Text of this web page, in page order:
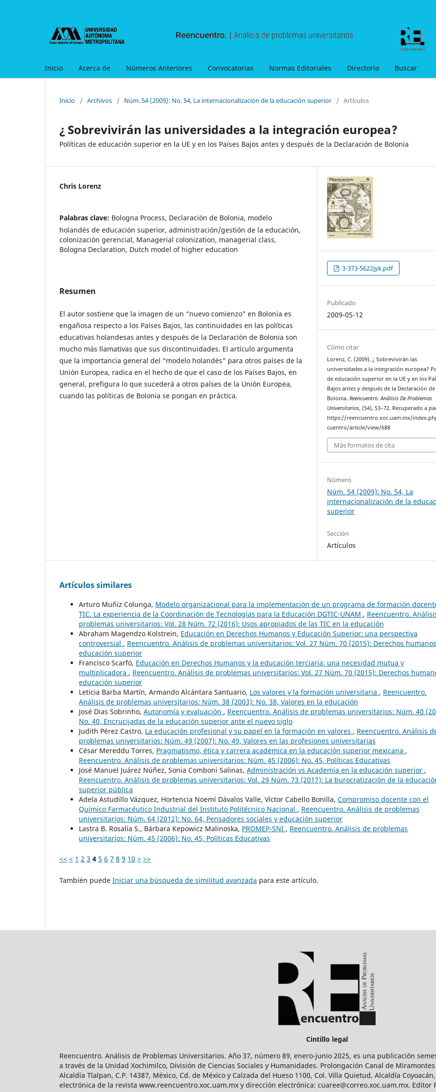
Inicio Acerca de Números Anteriores Convocatorias Normas Editoriales Directorio Buscar
Inicio / Archivos / Núm. 54 (2009): No. 54, La internacionalización de la educación superior / Artículos
¿ Sobrevivirán las universidades a la integración europea?
Políticas de educación superior en la UE y en los Países Bajos antes y después de la Declaración de Bolonia
Chris Lorenz
Palabras clave: Bologna Process, Declaración de Bolonia, modelo
holandés de educación superior, administración/gestión de la educación,
colonización gerencial, Managerial colonization, managerial class,
Bologna Declaration, Dutch model of higher education
Resumen
El autor sostiene que la imagen de un “nuevo comienzo” en Bolonia es
engañosa respecto a los Países Bajos, las continuidades en las políticas
educativas holandesas antes y después de la Declaración de Bolonia son
mucho más llamativas que sus discontinuidades. El artículo argumenta
que la importancia general del “modelo holandés” para otros países de la
Unión Europea, radica en el hecho de que el caso de los Países Bajos, en
general, prefigura lo que sucederá a otros países de la Unión Europea,
cuando las políticas de Bolonia se pongan en práctica.
3-373-5622jyk.pdf
Publicado
2009-05-12
Cómo citar
Lorenz, C. (2009). ¿ Sobrevivirán las
universidades a la integración europea?
de educación superior en la UE y en los
Bajos antes y después de la Declaración de
Bolonia.Reencuentro. Análisis De Problemas
Universitarios, (54), 53–72. Recuperado a
https://reencuentro.xoc.uam.mx/
cuentro/article/view/688
Más formatos de cita
Número
Núm. 54 (2009): No. 54, La
internacionalización de la
superior
Sección
Artículos
Artículos similares
Arturo Muñiz Colunga, Modelo organizacional para la implementación de un programa de formación
TIC. La experiencia de la Coordinación de Tecnologías para la Educación DGTIC-UNAM , Reencuentro.
problemas universitarios: Vol. 28 Núm. 72 (2016): Usos apropiados de las TIC en la educación
Abraham Magendzo Kolstrein, Educación en Derechos Humanos y Educación Superior: una perspectiva
controversial , Reencuentro. Análisis de problemas universitarios: Vol. 27 Núm. 70 (2015): Derechos
educación superior
Francisco Scarfó, Educación en Derechos Humanos y la educación terciaria: una necesidad mutua y
multiplicadora , Reencuentro. Análisis de problemas universitarios: Vol. 27 Núm. 70 (2015): Derechos
educación superior
Leticia Barba Martín, Armando Alcántara Santuario, Los valores y la formación universitaria , Reencuentro.
Análisis de problemas universitarios: Núm. 38 (2003): No. 38, Valores en la educación
José Dias Sobrinho, Autonomía y evaluación , Reencuentro. Análisis de problemas universitarios: Núm. 40
No. 40, Encrucijadas de la educación superior ante el nuevo siglo
Judith Pérez Castro, La educación profesional y su papel en la formación en valores , Reencuentro. Análisis
problemas universitarios: Núm. 49 (2007): No. 49, Valores en las profesiones universitarias
César Mereddu Torres, Pragmatismo, ética y carrera académica en la educación superior mexicana ,
Reencuentro. Análisis de problemas universitarios: Núm. 45 (2006): No. 45, Políticas Educativas
José Manuel Juárez Núñez, Sonia Comboni Salinas, Administración vs Academia en la educación superior ,
Reencuentro. Análisis de problemas universitarios: Vol. 29 Núm. 73 (2017): La burocratización de la
superior pública
Adela Astudillo Vázquez, Hortencia Noemí Dávalos Valle, Víctor Cabello Bonilla, Compromiso docente con el
Químico Farmacéutico Industrial del Instituto Politécnico Nacional , Reencuentro. Análisis de problemas
universitarios: Núm. 64 (2012): No. 64, Pensadores sociales y educación superior
Lastra B. Rosalía S., Bárbara Kepowicz Malinoska, PROMEP-SNI , Reencuentro. Análisis de problemas
universitarios: Núm. 45 (2006): No. 45, Políticas Educativas
<< < 1 2 3 4 5 6 7 8 9 10 > >>
También puede Iniciar una búsqueda de similitud avanzada para este artículo.
Cintillo legal
Reencuentro. Análisis de Problemas Universitarios. Año 37, número 89, enero-junio 2025, es una publicación
a través de la Unidad Xochimilco, División de Ciencias Sociales y Humanidades. Prolongación Canal de Miramontes
Alcaldía Tlalpan, C.P. 14387, México, Cd. de México y Calzada del Hueso 1100, Col. Villa Quietud, Alcaldía
electrónica de la revista www.reencuentro.xoc.uam.mx y dirección electrónica: cuaree@correo.xoc.uam.mx. Editor